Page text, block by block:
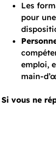
Les
pour
emploi,
main-
Si vous ne